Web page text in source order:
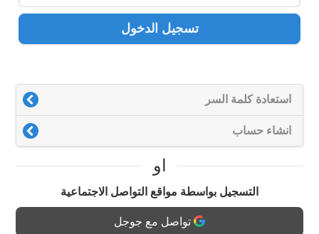
تسجيل الدخول
استعادة كلمة السر
انشاء حساب
او
التسجيل بواسطة مواقع التواصل الاجتماعية
تواصل مع جوجل